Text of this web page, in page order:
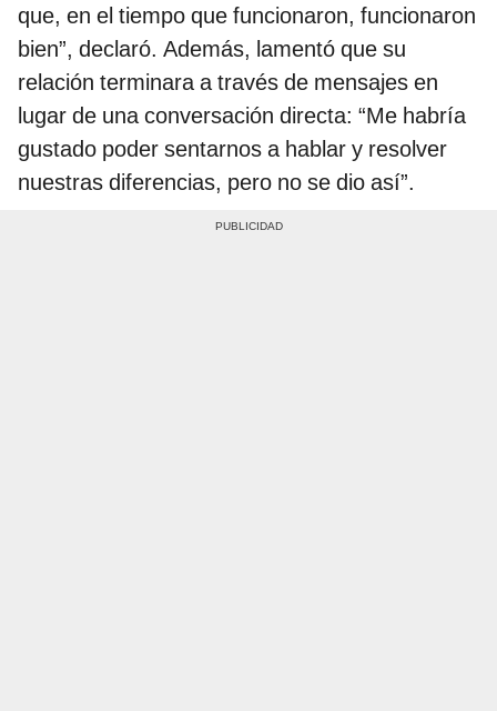
que, en el tiempo que funcionaron, funcionaron
bien”, declaró. Además, lamentó que su
relación terminara a través de mensajes en
lugar de una conversación directa: “Me habría
gustado poder sentarnos a hablar y resolver
nuestras diferencias, pero no se dio así”.